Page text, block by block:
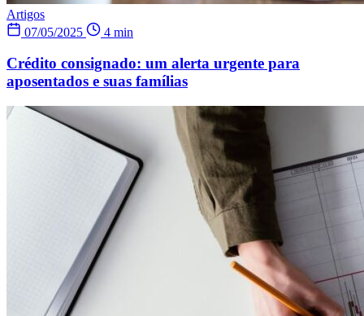
Artigos
07/05/2025
4 min
Crédito consignado: um alerta urgente para
aposentados e suas famílias